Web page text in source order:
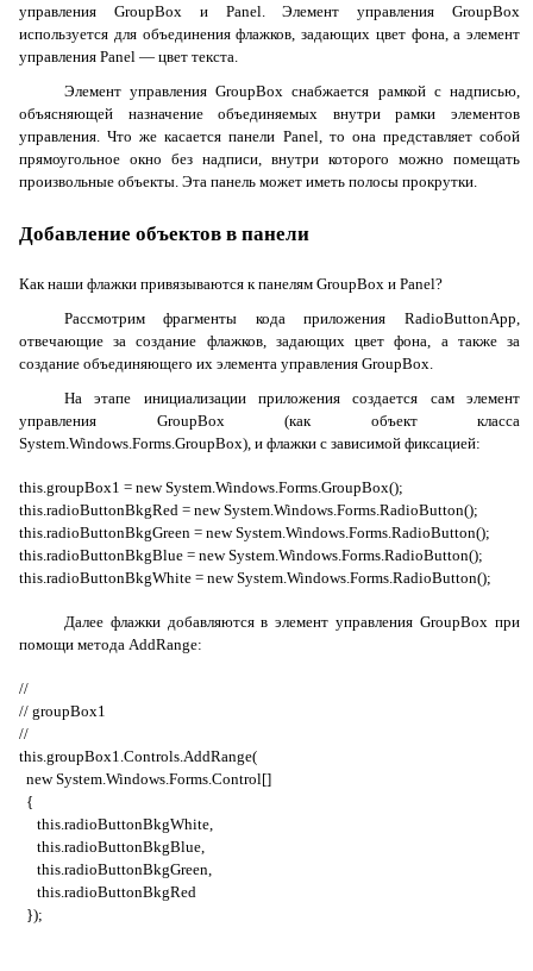
управления GroupBoxи Panel. Элемент управленияGroupBox
используется для объединения флажков, задающих цвет фона, а элемент
управления Panel — цвет текста.
Элемент управленияGroupBox снабжается рамкой с надписью,
объясняющей назначение объединяемых внутри рамки элементов
управления. Что же касается панели Panel, то она представляет собой
прямоугольное окно без надписи, внутри которого можно помещать
произвольные объекты. Эта панель может иметь полосы прокрутки.
Добавление объектов в панели
Как наши флажки привязываются к панелям GroupBox и Panel?
Рассмотрим фрагменты кода приложения RadioButtonApp,
отвечающие за создание флажков, задающих цвет фона, а также за
создание объединяющего их элемента управления GroupBox.
На этапе инициализации приложения создается сам элемент
управления GroupBox(как объект класса
System.Windows.Forms.GroupBox), и флажки с зависимой фиксацией:
this.groupBox1 = new System.Windows.Forms.GroupBox();
this.radioButtonBkgRed = new System.Windows.Forms.RadioButton();
this.radioButtonBkgGreen = new System.Windows.Forms.RadioButton();
this.radioButtonBkgBlue = new System.Windows.Forms.RadioButton();
this.radioButtonBkgWhite = new System.Windows.Forms.RadioButton();
Далее флажки добавляются в элемент управленияGroupBox при
помощи метода AddRange:
//
// groupBox1
//
this.groupBox1.Controls.AddRange(
new System.Windows.Forms.Control[]
{
this.radioButtonBkgWhite,
this.radioButtonBkgBlue,
this.radioButtonBkgGreen,
this.radioButtonBkgRed
});